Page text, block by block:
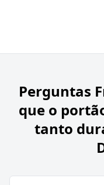
Perguntas
que o
tanto